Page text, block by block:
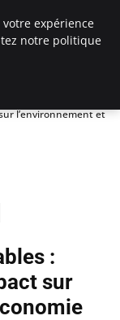
l’environnement et
:
sur
expérience
notre politique